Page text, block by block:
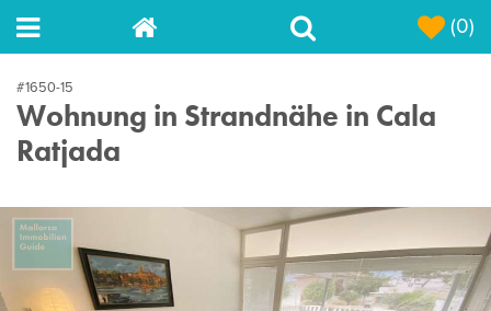
(0)
#1650-15
Wohnung in Strandnähe in Cala
Ratjada